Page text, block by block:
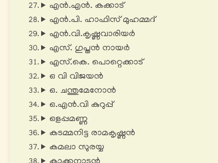
എൻ.എൻ. കക്കാട്
എൻ.പി. ഹാഫിസ് മുഹമ്മദ്
എന്‍.വി.കൃഷ്ണവാരിയര്‍
എസ്. ഗുപ്തൻ നായർ
എസ്.കെ. പൊറ്റെക്കാട്
ഒ വി വിജയന്‍
ഒ. ചന്തുമേനോൻ
ഒ.എന്‍.വി കുറുപ്പ്
ഒളപ്പമണ്ണ
കടമ്മനിട്ട രാമകൃഷ്ണൻ
കമലാ സുരയ്യ